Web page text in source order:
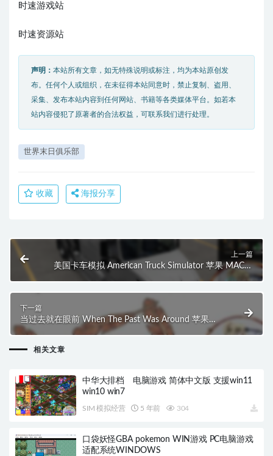
时速游戏站
时速资源站
声明： 本站所有文章，如无特殊说明或标注，均为本站原创发
布。任何个人或组织，在未征得本站同意时，禁止复制、盗用、
采集、发布本站内容到任何网站、书籍等各类媒体平台。如若本
站内容侵犯了原著者的合法权益，可联系我们进行处理。
世界末日俱乐部
收藏 海报分享
上一篇
美国卡车模拟 American Truck Simulator 苹果 MAC电
脑游戏 原生中文版
下一篇
当过去就在眼前 When The Past Was Around 苹果
MAC电脑游戏 原生中文版
相关文章
中华大排档 电脑游戏 简体中文版 支援win11
win10 win7
SIM 模拟经营 5 年前 304
口袋妖怪GBA pokemon WIN游戏 PC电脑游戏
适配系统WINDOWS